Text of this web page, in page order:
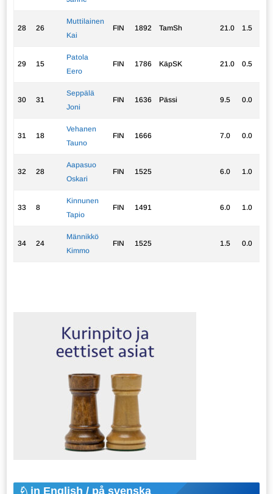
28 26
Muttilainen
Kai
FIN 1892 TamSh 21.0 1.5
29 15
Patola
Eero
FIN 1786 KäpSK 21.0 0.5
30 31
Seppälä
Joni
FIN 1636 Pässi 9.5 0.0
31 18
Vehanen
Tauno
FIN 1666 7.0 0.0
32 28
Aapasuo
Oskari
FIN 1525 6.0 1.0
33 8
Kinnunen
Tapio
FIN 1491 6.0 1.0
34 24
Männikkö
Kimmo
FIN 1525 1.5 0.0
in English / på svenska